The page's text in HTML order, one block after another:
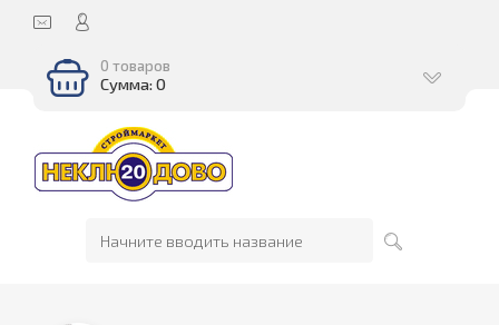
0 товаров
Сумма: 0